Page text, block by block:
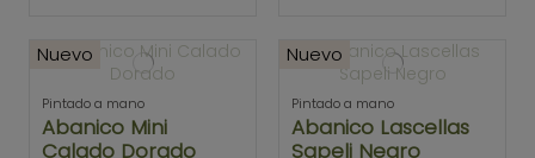
Nuevo
Pintado a mano
Abanico Mini
Calado Dorado
Nuevo
Pintado a mano
Abanico Lascellas
Sapeli Negro